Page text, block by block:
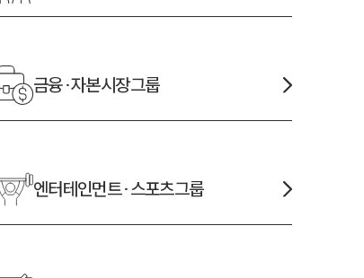
금융·자본시장그룹
엔터테인먼트·스포츠그룹